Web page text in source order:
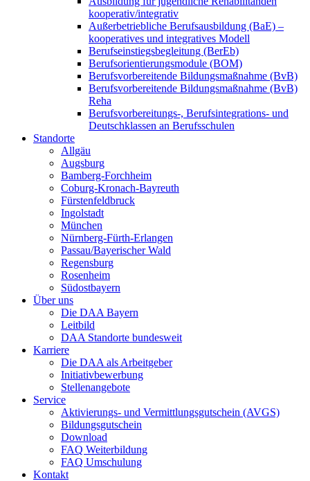
kooperativ/integrativ
Außerbetriebliche Berufsausbildung (BaE) –
kooperatives und integratives Modell
Berufseinstiegsbegleitung (BerEb)
Berufsorientierungsmodule (BOM)
Berufsvorbereitende Bildungsmaßnahme (BvB)
Berufsvorbereitende Bildungsmaßnahme (BvB)
Reha
Berufsvorbereitungs-, Berufsintegrations- und
Deutschklassen an Berufsschulen
Standorte
Allgäu
Augsburg
Bamberg-Forchheim
Coburg-Kronach-Bayreuth
Fürstenfeldbruck
Ingolstadt
München
Nürnberg-Fürth-Erlangen
Passau/Bayerischer Wald
Regensburg
Rosenheim
Südostbayern
Über uns
Die DAA Bayern
Leitbild
DAA Standorte bundesweit
Karriere
Die DAA als Arbeitgeber
Initiativbewerbung
Stellenangebote
Service
Aktivierungs- und Vermittlungsgutschein (AVGS)
Bildungsgutschein
Download
FAQ Weiterbildung
FAQ Umschulung
Kontakt